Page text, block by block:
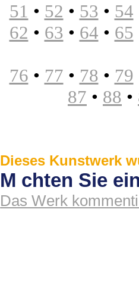
51 • 52 • 53 • 54
62 • 63 • 64 • 65
76 • 77 • 78 • 79
87 • 88 •
Dieses Kunstwerk
M chten Sie
Das Werk